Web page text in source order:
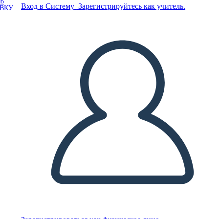
Вход в Систему Зарегистрируйтесь как учитель.